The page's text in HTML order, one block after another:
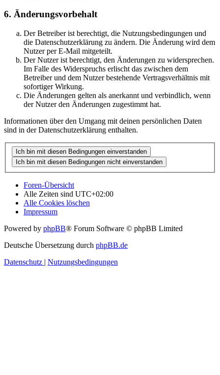
6. Änderungsvorbehalt
Der Betreiber ist berechtigt, die Nutzungsbedingungen und
die Datenschutzerklärung zu ändern. Die Änderung wird dem
Nutzer per E-Mail mitgeteilt.
Der Nutzer ist berechtigt, den Änderungen zu widersprechen.
Im Falle des Widerspruchs erlischt das zwischen dem
Betreiber und dem Nutzer bestehende Vertragsverhältnis mit
sofortiger Wirkung.
Die Änderungen gelten als anerkannt und verbindlich, wenn
der Nutzer den Änderungen zugestimmt hat.
Informationen über den Umgang mit deinen persönlichen Daten
sind in der Datenschutzerklärung enthalten.
Foren-Übersicht
Alle Zeiten sind UTC+02:00
Alle Cookies löschen
Impressum
Powered by phpBB® Forum Software © phpBB Limited
Deutsche Übersetzung durch phpBB.de
Datenschutz | Nutzungsbedingungen